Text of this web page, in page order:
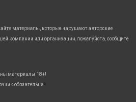
материалы, которые нарушают авторские
компании или организации, пожалуйста, сообщите
материалы 18+!
обязательна.